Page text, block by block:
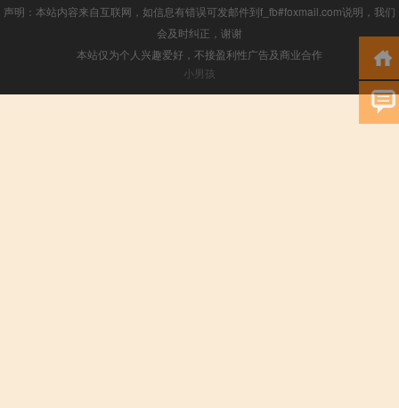
声明：本站内容来自互联网，如信息有错误可发邮件到f_fb#foxmail.com说明，我们
会及时纠正，谢谢
本站仅为个人兴趣爱好，不接盈利性广告及商业合作
小男孩